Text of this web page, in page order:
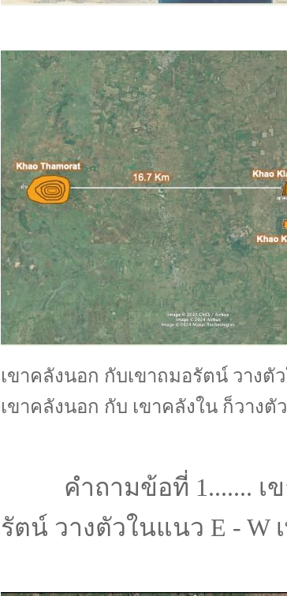
เขาคลังนอก กับเขาถมอรัตน์ วางตั
เขาคลังนอก กับ เขาคลังใน ก็วางตั
คำถามข้อที่ 1....... เข
รัตน์ วางตัวในแนว E - W